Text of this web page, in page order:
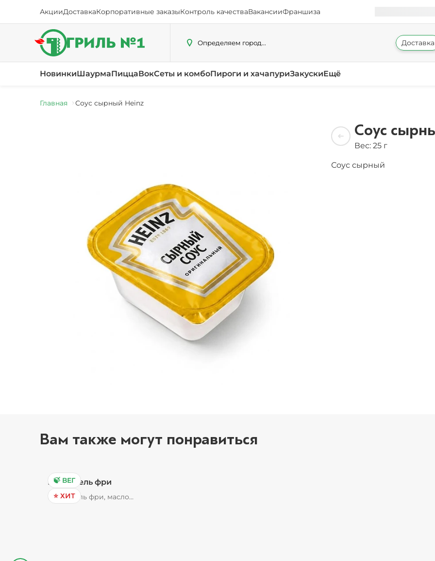
АкцииДоставкаКорпоративные заказыКонтроль качестваВакансииФраншиза
Определяем город... Доставка
НовинкиШаурмаПиццаВокСеты и комбоПироги и хачапуриЗакускиЕщё
Главная Соус сырный Heinz
Соус
Вес: 25 г
Соус сырный
Вам также могут понравиться
🍃 ВЕГ
⭐ ХИТ
Картофель фри
Картофель фри, масло